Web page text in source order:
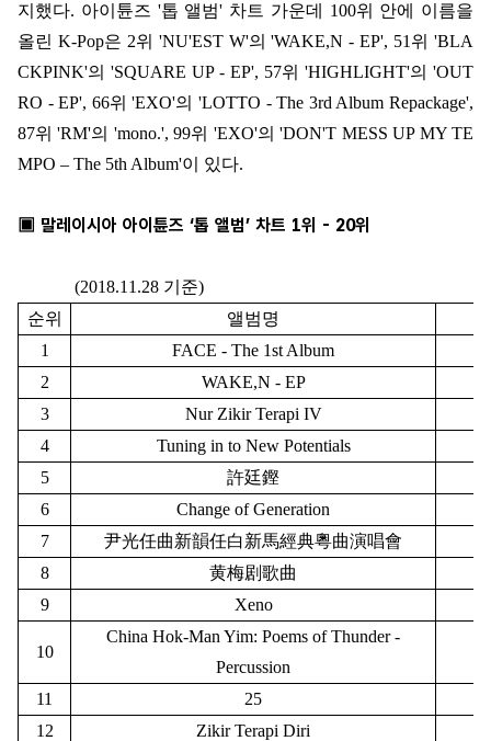
지했다. 아이튠즈 '톱 앨범' 차트 가운데 100위 안에 이름을
올린 K-Pop은 2위 'NU'EST W'의'WAKE,N - EP', 51 위'BLA
CKPINK'의 'SQUARE UP - EP', 57위 'HIGHLIGHT'의 'OUT
RO - EP', 66위'EXO'의'LOTTO - The 3rd Album Repackage',
87위'RM'의 'mono.', 99위 'EXO'의'DON'T MESS UP MY TE
MPO – The 5th Album'이 있다.
▣ 말레이시아 아이튠즈 ‘톱 앨범’ 차트 1위 - 20위
(2018.11.28 기준)
순위
앨범명
1
FACE - The 1st Album
2
WAKE,N - EP
3
Nur Zikir Terapi IV
4
Tuning in to New Potentials
5
許廷鏗
6
Change of Generation
7
尹光任曲新韻任白新馬經典粵曲演唱會
8
黄梅剧歌曲
9
Xeno
10
China Hok-Man Yim: Poems of Thunder -
Percussion
11
25
12
Zikir Terapi Diri